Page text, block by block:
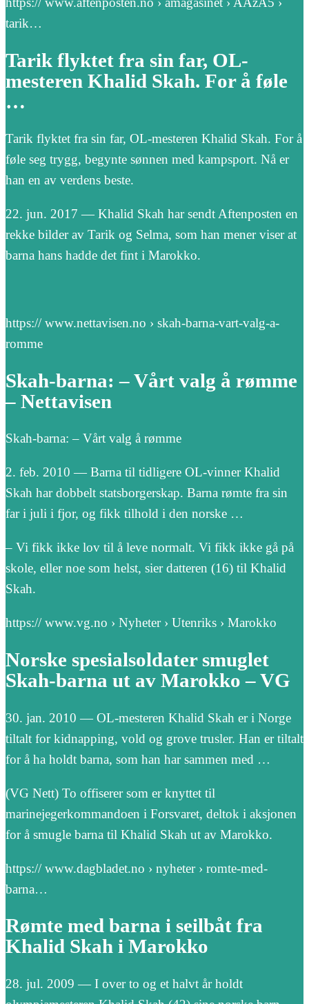
tarik…
Tarik flyktet fra sin far, OL-
mesteren Khalid Skah. For å føle
…
Tarik flyktet fra sin far, OL-mesteren Khalid Skah. For å
føle seg trygg, begynte sønnen med kampsport. Nå er
han en av verdens beste.
22. jun. 2017 — Khalid Skah har sendt Aftenposten en
rekke bilder av Tarik og Selma, som han mener viser at
barna hans hadde det fint i Marokko.
https:// www.nettavisen.no › skah-barna-vart-valg-a-
romme
Skah-barna: – Vårt valg å rømme
– Nettavisen
Skah-barna: – Vårt valg å rømme
2. feb. 2010 — Barna til tidligere OL-vinner Khalid
Skah har dobbelt statsborgerskap. Barna rømte fra sin
far i juli i fjor, og fikk tilhold i den norske …
– Vi fikk ikke lov til å leve normalt. Vi fikk ikke gå på
skole, eller noe som helst, sier datteren (16) til Khalid
Skah.
https:// www.vg.no › Nyheter › Utenriks › Marokko
Norske spesialsoldater smuglet
Skah-barna ut av Marokko – VG
30. jan. 2010 — OL-mesteren Khalid Skah er i Norge
tiltalt for kidnapping, vold og grove trusler. Han er tiltalt
for å ha holdt barna, som han har sammen med …
(VG Nett) To offiserer som er knyttet til
marinejegerkommandoen i Forsvaret, deltok i aksjonen
for å smugle barna til Khalid Skah ut av Marokko.
https:// www.dagbladet.no › nyheter › romte-med-
barna…
Rømte med barna i seilbåt fra
Khalid Skah i Marokko
28. jul. 2009 — I over to og et halvt år holdt